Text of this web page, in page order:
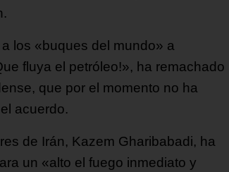
los «buques del mundo» a
fluya el petróleo!», ha remachado
que por el momento no ha
acuerdo.
de Irán, Kazem Gharibabadi, ha
un «alto el fuego inmediato y